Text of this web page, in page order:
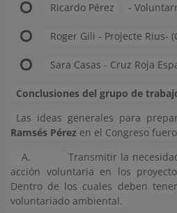
Ricardo Pérez -
Roger Gili - Projecte Rius-
Sara Casas - Cruz Roja
Conclusiones del grupo de
Las ideas generales para
Ramsés Pérez en el Congreso
A.
Transmitir la
acción voluntaria en los
Dentro de los cuales deben
voluntariado ambiental.